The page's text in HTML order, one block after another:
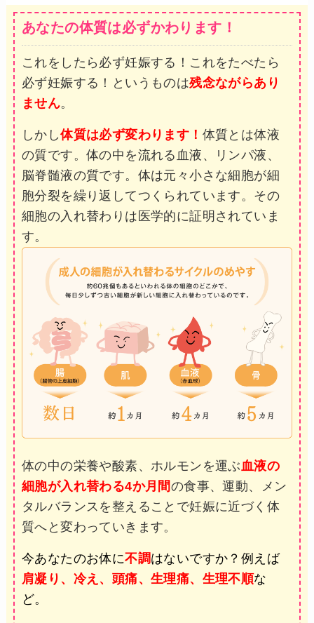
あなたの体質は必ずかわります！
これをしたら必ず妊娠する！これをたべたら
必ず妊娠する！というものは残念ながらあり
ません。
しかし体質は必ず変わります！ 体質とは体液
の質です。体の中を流れる血液、リンパ液、
脳脊髄液の質です。体は元々小さな細胞が細
胞分裂を繰り返してつくられています。その
細胞の入れ替わりは医学的に証明されていま
す。
体の中の栄養や酸素、ホルモンを運ぶ血液の
細胞が入れ替わる4か月間の食事、運動、メン
タルバランスを整えることで妊娠に近づく体
質へと変わっていきます。
今あなたのお体に不調はないですか？例えば
肩凝り、冷え、頭痛、生理痛、生理不順な
ど。